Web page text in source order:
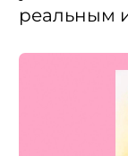
реальным